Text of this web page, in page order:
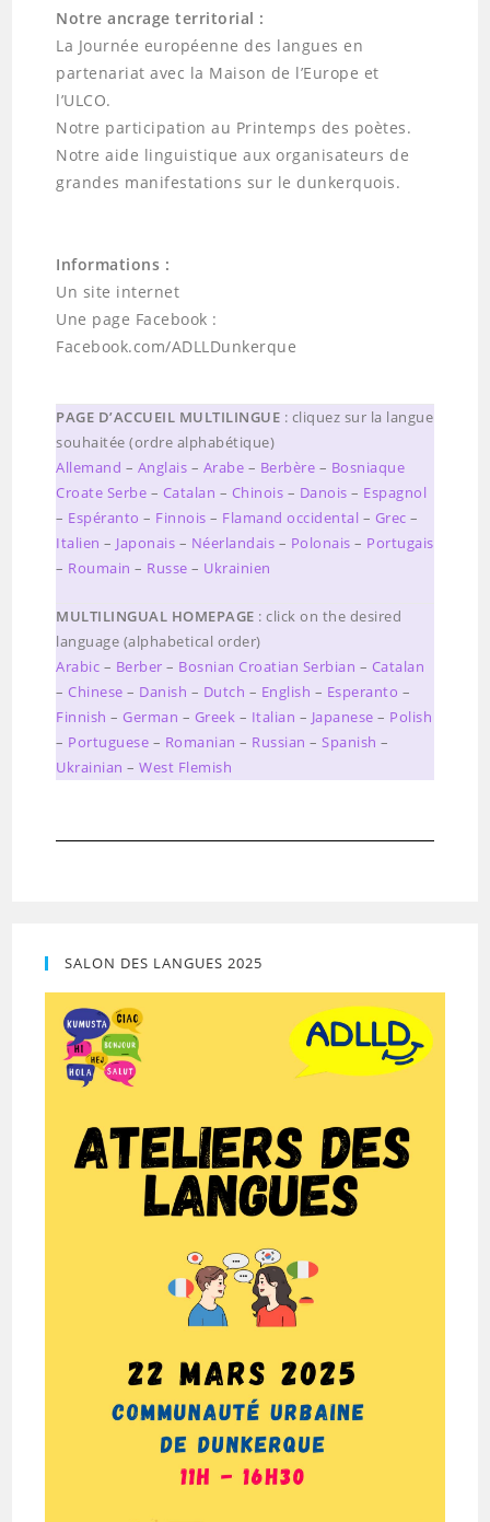
Notre ancrage territorial :
La Journée européenne des langues en
partenariat avec la Maison de l’Europe et
l’ULCO.
Notre participation au Printemps des poètes.
Notre aide linguistique aux organisateurs de
grandes manifestations sur le dunkerquois.
Informations :
Un site internet
Une page Facebook :
Facebook.com/ADLLDunkerque
PAGE D’ACCUEIL MULTILINGUE : cliquez sur la langue
souhaitée (ordre alphabétique)
Allemand – Anglais – Arabe – Berbère – Bosniaque
Croate Serbe – Catalan – Chinois – Danois – Espagnol
– Espéranto – Finnois – Flamand occidental – Grec –
Italien – Japonais – Néerlandais – Polonais – Portugais
– Roumain – Russe – Ukrainien
MULTILINGUAL HOMEPAGE : click on the desired
language (alphabetical order)
Arabic – Berber – Bosnian Croatian Serbian – Catalan
–Chinese – Danish – Dutch – English – Esperanto –
Finnish –German – Greek – Italian – Japanese – Polish
– Portuguese – Romanian – Russian –Spanish –
Ukrainian –West Flemish
SALON DES LANGUES 2025